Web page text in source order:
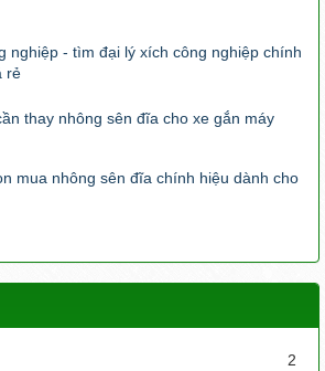
nghiệp - tìm đại lý xích công nghiệp chính
rẻ
thay nhông sên đĩa cho xe gắn máy
mua nhông sên đĩa chính hiệu dành cho
2